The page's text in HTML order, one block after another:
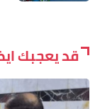
قد يعجبك